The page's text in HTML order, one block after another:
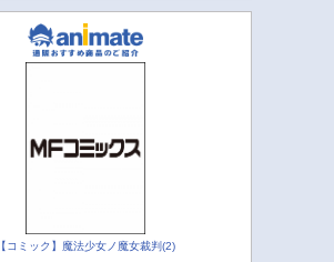
【コミック】魔法少女ノ魔女裁判(2)